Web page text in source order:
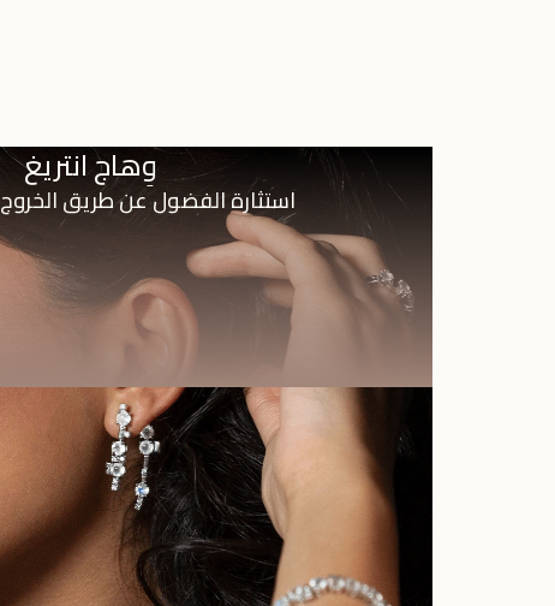
وِهاج انتريغ
استثارة الفضول عن طريق